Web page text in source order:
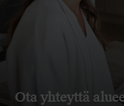
Ota yhteyttä